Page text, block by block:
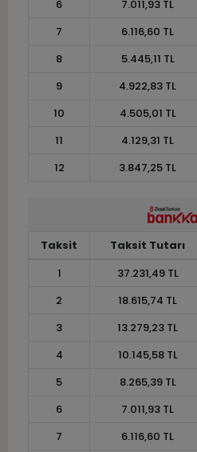
6
7.011,93 TL
7
6.116,60 TL
8
5.445,11 TL
9
4.922,83 TL
10
4.505,01 TL
11
4.129,31 TL
12
3.847,25 TL
Taksit Taksit Tutarı
1
37.231,49 TL
2
18.615,74 TL
3
13.279,23 TL
4
10.145,58 TL
5
8.265,39 TL
6
7.011,93 TL
7
6.116,60 TL